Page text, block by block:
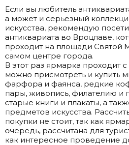
Если вы любитель
а может и серьёзный
искусства, рекомендую
антиквариата во Вроцлаве,
проходит на площади Святой
самом центре города.
В этот раз ярмарка проходит
можно присмотреть и купить
фарфора и фаянса, редкие
пары, живопись, филателию и
старые книги и плакаты, а
предметов искусства.
покупки не стоит, так как
очередь, рассчитана для
как интересное проведение